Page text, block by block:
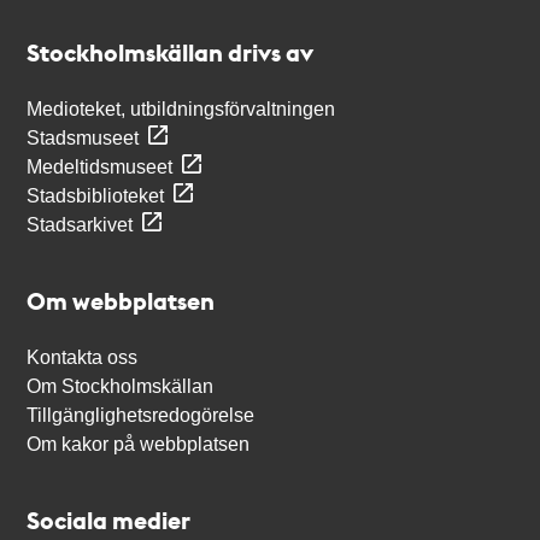
Stockholmskällan drivs av
Medioteket, utbildningsförvaltningen
Stadsmuseet
Medeltidsmuseet
Stadsbiblioteket
Stadsarkivet
Om webbplatsen
Kontakta oss
Om Stockholmskällan
Tillgänglighetsredogörelse
Om kakor på webbplatsen
Sociala medier